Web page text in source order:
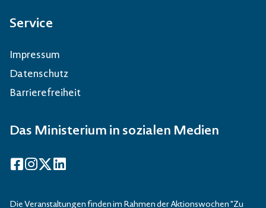
Service
Impressum
Datenschutz
Barrierefreiheit
Das Ministerium in sozialen Medien
Die Veranstaltungen finden im Rahmen der Aktionswochen "Zu